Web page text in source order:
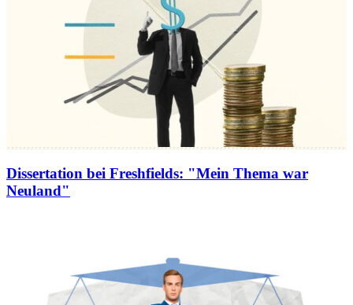
Dissertation bei Freshfields: "Mein Thema war
Neuland"